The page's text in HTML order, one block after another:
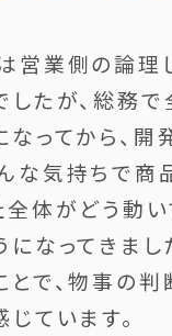
営業側の論理
したが、総務
なってから、開
な気持ちで商
全体がどう動
になってきまし
とで、物事の
ています。